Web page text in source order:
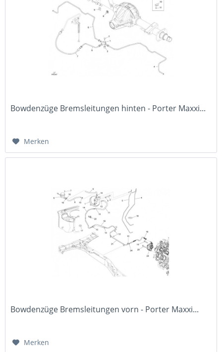
Bowdenzüge Bremsleitungen hinten - Porter Maxxi...
Merken
Bowdenzüge Bremsleitungen vorn - Porter Maxxi...
Merken